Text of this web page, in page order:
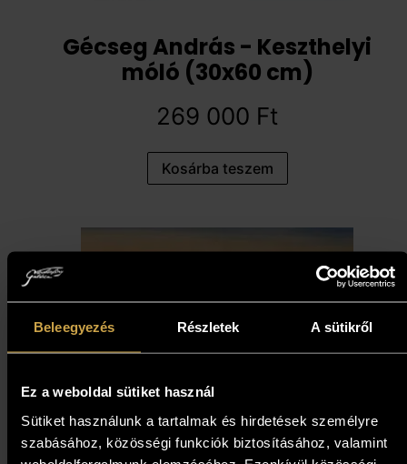
Beleegyezés Részletek A sütikről
Ez a weboldal sütiket használ
Sütiket használunk a tartalmak és hirdetések személyre
szabásához, közösségi funkciók biztosításához, valamint
Gécseg András - Keszthelyi
móló (30x60 cm)
269 000 Ft
Kosárba teszem
Kokas Ignác - Csonka híd
(50x80 cm)